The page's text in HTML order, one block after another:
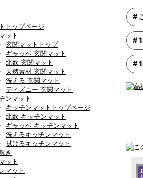
トップページ
ット
玄関マットトップ
ギャッベ 玄関マット
北欧 玄関マット
天然素材 玄関マット
洗える 玄関マット
ディズニー 玄関マット
ンマット
キッチンマットトップページ
北欧 キッチンマット
ギャッベ キッチンマット
洗えるキッチンマット
拭けるキッチンマット
き
ット
マット